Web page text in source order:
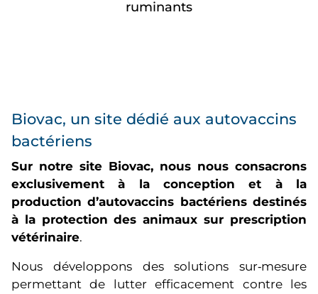
ruminants
Biovac, un site dédié aux autovaccins
bactériens
Sur notre site Biovac, nous nous consacrons
exclusivement à la conception et à la
production d’autovaccins bactériens destinés
à la protection des animaux sur prescription
vétérinaire.
Nous développons des solutions sur‑mesure
permettant de lutter efficacement contre les